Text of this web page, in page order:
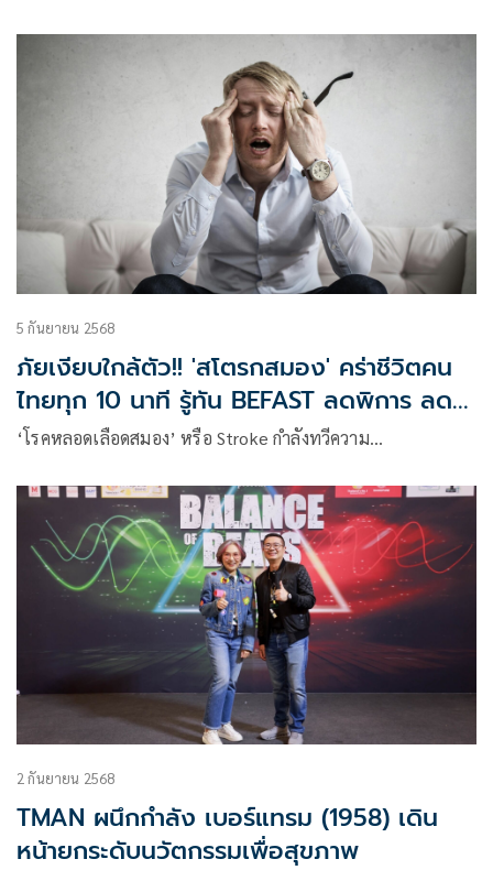
5 กันยายน 2568
ภัยเงียบใกล้ตัว!! 'สโตรกสมอง' คร่าชีวิตคน
ไทยทุก 10 นาที รู้ทัน BEFAST ลดพิการ ลด
ตาย
‘โรคหลอดเลือดสมอง’ หรือ Stroke กำลังทวีความ…
2 กันยายน 2568
TMAN ผนึกกำลัง เบอร์แทรม (1958) เดิน
หน้ายกระดับนวัตกรรมเพื่อสุขภาพ